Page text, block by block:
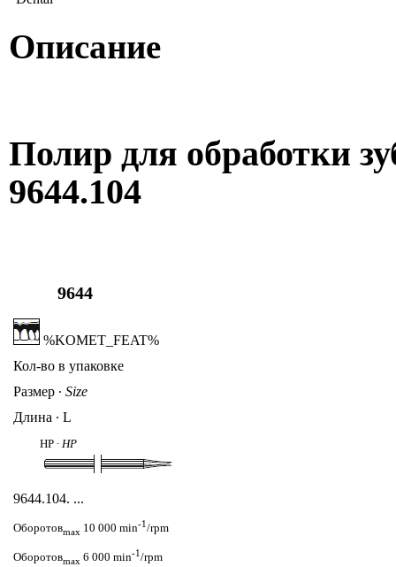
Описание
Полир для обработки
9644.104
9644
%KOMET_FEAT%
Кол-во в упаковке
Размер ∙ Size
Длина ∙ L
HP ∙ HP
9644.104. ...
Оборотовmax 10 000 min-1 /rpm
Оборотовmax 6 000 min-1 /rpm